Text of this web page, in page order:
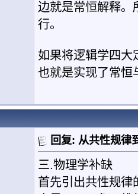
边就是常恒解释。
行。
如果将逻辑学四大
也就是实现了常恒
回复: 从共性规律
三.物理学补缺
首先引出共性规律